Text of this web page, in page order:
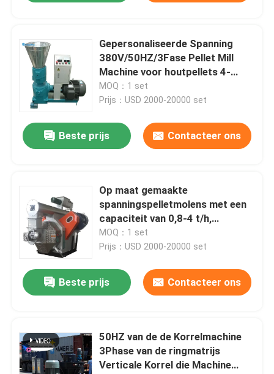
Gepersonaliseerde Spanning
380V/50HZ/3Fase Pellet Mill
Machine voor houtpellets 4-
12mm
MOQ：1 set
Prijs：USD 2000-20000 set
Beste prijs Contacteer ons
Op maat gemaakte
spanningspelletmolens met een
capaciteit van 0,8-4 t/h,
eenvoudig te onderhouden
MOQ：1 set
Prijs：USD 2000-20000 set
Beste prijs Contacteer ons
50HZ van de de Korrelmachine
3Phase van de ringmatrijs
Verticale Korrel die Machine